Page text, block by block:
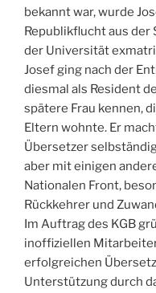
bekannt war, wurde
Republikflucht aus der
der Universität
Josef ging nach der
diesmal als Resident
spätere Frau kennen,
Eltern wohnte. Er
Übersetzer
aber mit einigen
Nationalen Front,
Rückkehrer und
Im Auftrag des KGB
inoffiziellen
erfolgreichen
Unterstützung durch